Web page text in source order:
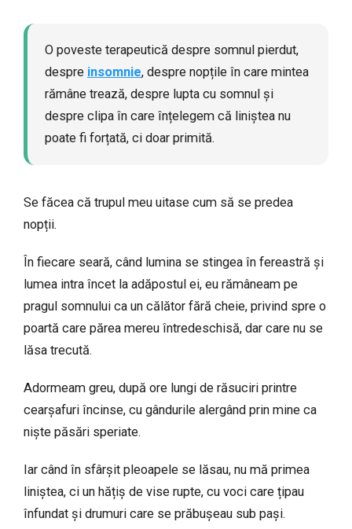
O poveste terapeutică despre somnul pierdut,
despre insomnie, despre nopțile în care mintea
rămâne trează, despre lupta cu somnul și
despre clipa în care înțelegem că liniștea nu
poate fi forțată, ci doar primită.
Se făcea că trupul meu uitase cum să se predea
nopții.
În fiecare seară, când lumina se stingea în fereastră și
lumea intra încet la adăpostul ei, eu rămâneam pe
pragul somnului ca un călător fără cheie, privind spre o
poartă care părea mereu întredeschisă, dar care nu se
lăsa trecută.
Adormeam greu, după ore lungi de răsuciri printre
cearșafuri încinse, cu gândurile alergând prin mine ca
niște păsări speriate.
Iar când în sfârșit pleoapele se lăsau, nu mă primea
liniștea, ci un hățiș de vise rupte, cu voci care țipau
înfundat și drumuri care se prăbușeau sub pași.